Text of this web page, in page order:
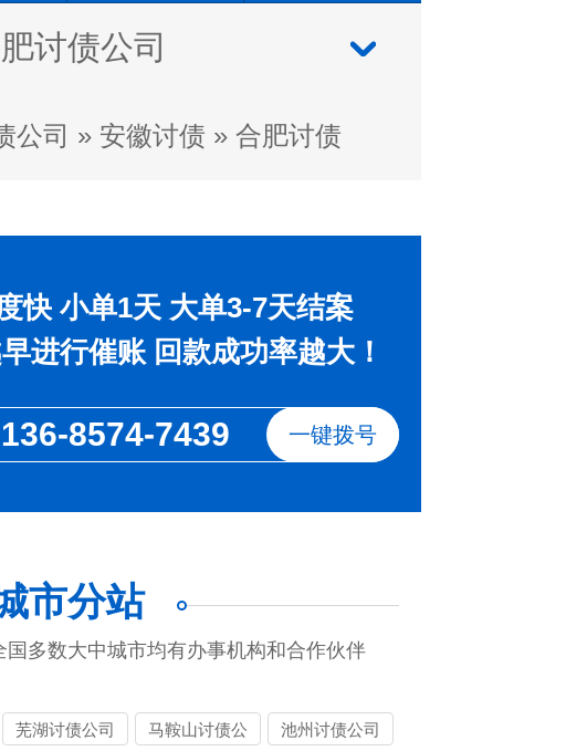
讨债公司
公司 » 安徽讨债 » 合肥讨债
快 小单1天 大单3-7天结案
进行催账 回款成功率越大！
136-8574-7439 一键拨号
市分站
多数大中城市均有办事机构和合作伙伴
芜湖讨债公司
马鞍山讨债公
池州讨债公司